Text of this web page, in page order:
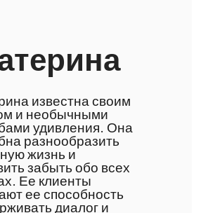
известна своим
и необычными
удивления. Она
разнообразить
жизнь и
забыть обо всех
Ее клиенты
ее способность
диалог и